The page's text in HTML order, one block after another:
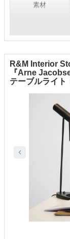
素材
R&M Interior
『Arne
テーブルライト